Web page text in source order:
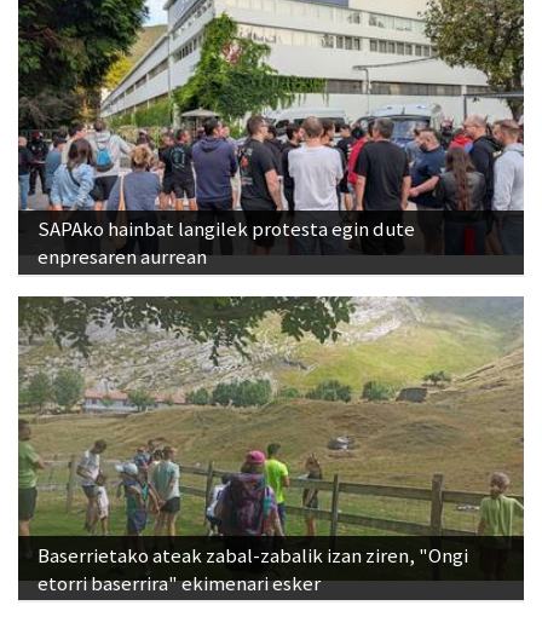
SAPAko hainbat langilek protesta egin dute
enpresaren aurrean
Baserrietako ateak zabal-zabalik izan ziren, "Ongi
etorri baserrira" ekimenari esker